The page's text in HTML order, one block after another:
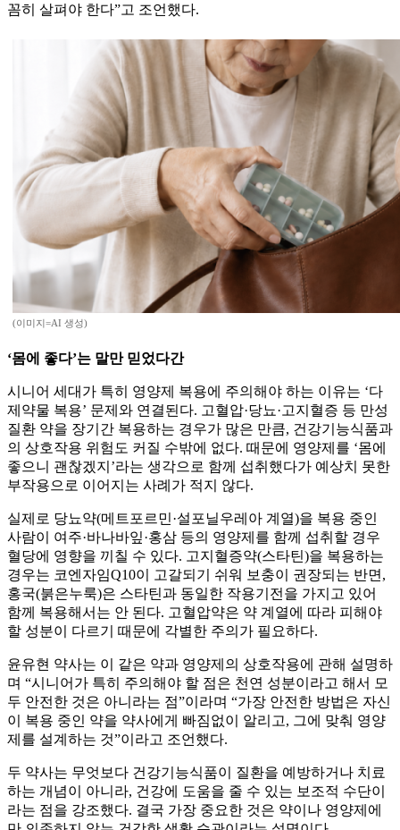
꼼히 살펴야 한다”고 조언했다.
(이미지=AI 생성)
‘몸에 좋다’는 말만 믿었다간
시니어 세대가 특히 영양제 복용에 주의해야 하는 이유는 ‘다
제약물 복용’ 문제와 연결된다. 고혈압·당뇨·고지혈증 등 만성
질환 약을 장기간 복용하는 경우가 많은 만큼, 건강기능식품과
의 상호작용 위험도 커질 수밖에 없다. 때문에 영양제를 ‘몸에
좋으니 괜찮겠지’라는 생각으로 함께 섭취했다가 예상치 못한
부작용으로 이어지는 사례가 적지 않다.
실제로 당뇨약(메트포르민·설포닐우레아 계열)을 복용 중인
사람이 여주·바나바잎·홍삼 등의 영양제를 함께 섭취할 경우
혈당에 영향을 끼칠 수 있다. 고지혈증약(스타틴)을 복용하는
경우는 코엔자임Q10이 고갈되기 쉬워 보충이 권장되는 반면,
홍국(붉은누룩)은 스타틴과 동일한 작용기전을 가지고 있어
함께 복용해서는 안 된다. 고혈압약은 약 계열에 따라 피해야
할 성분이 다르기 때문에 각별한 주의가 필요하다.
윤유현 약사는 이 같은 약과 영양제의 상호작용에 관해 설명하
며 “시니어가 특히 주의해야 할 점은 천연 성분이라고 해서 모
두 안전한 것은 아니라는 점”이라며 “가장 안전한 방법은 자신
이 복용 중인 약을 약사에게 빠짐없이 알리고, 그에 맞춰 영양
제를 설계하는 것”이라고 조언했다.
두 약사는 무엇보다 건강기능식품이 질환을 예방하거나 치료
하는 개념이 아니라, 건강에 도움을 줄 수 있는 보조적 수단이
라는 점을 강조했다. 결국 가장 중요한 것은 약이나 영양제에